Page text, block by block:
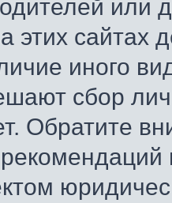
или
этих сайтах
иного
сбор
Обратите